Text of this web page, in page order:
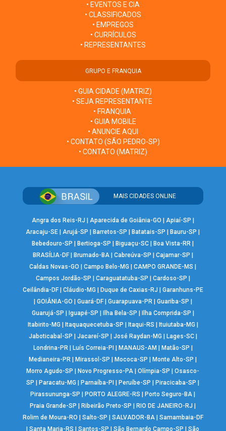
• EVENTOS E CIA
• CLASSIFICADOS
• EMPREGOS
• CURRÍCULOS
• REPRESENTANTES
GRUPO E FRANQUIA
• GUIA CIDADE (MATRIZ)
• SEJA REPRESENTANTE
• FRANQUIA
• GUIA MOBILE
• ANUNCIE AQUI
• CONTATO (SÃO PEDRO-SP)
• CONTATO (MATRIZ)
MAIS CIDADES ONLINE
Angra dos Reis-RJ Aparecida de Goiânia-GO Apiaí-SP
Aracaju-SE |Arujá-SP Barretos-SP Batatais-SP Bauru-SP
Bebedouro-SP
Bertioga-SP Biguaçu-SC Boa Vista-RR
BRASÍLIA-DF| Brumado-BA| Cabreúva-SP Cajamar-SP
Caldas Novas-GO
|Campo Belo-MG |CAMPO GRANDE-MS
Campos Jordão-SP
Caraguatatuba-SP Cardoso-SP
Ceilândia-DF| Cláudio-MG Duque de Caxias-RJ
Garanhuns-PE
GOIÂNIA-GO Guará-DF| Guarapuava-PR| Guariba-SP
Guarujá-SP
Iguapé-SP Ilha Bela-SP Ilha Comprida-SP
Itabirito-MG
Itaquaquecetuba-SP Itaqui-RS Ituiutaba-MG
Jaboticabal-SP
Jacareí-SP José Raydan-MG Lages-SC|
Londrina-PR| Luís Correia-PI MANAUS-AM Matão-SP
Medianeira-PR
Mirassol-SP Mococa-SP Monte Alto-SP
Morro Agudo-SP
Novo Progresso-PA |Olímpia-SP |Osasco-
SP
Paracatu-MG Parnaíba-PI Peruíbe-SP Piracicaba-SP
Pirassununga-SP
PORTO ALEGRE-RS Porto Seguro-BA
Praia Grande-SP
Ribeirão Preto-SP RIO DE JANEIRO-RJ
Rolim de Moura-RO
Salto-SP SALVADOR-BA| Samambaia-DF
|Santa Maria-RS |Santos-SP |São Bernardo Campo-SP |São